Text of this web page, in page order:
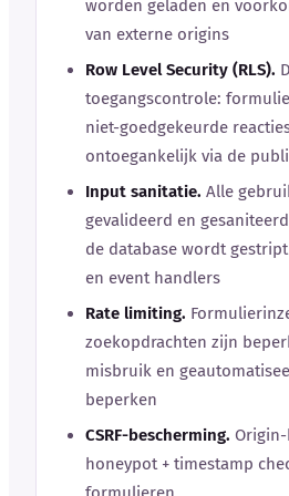
worden geladen en
van externe origins
Row Level Security (RLS).
toegangscontrole:
niet-goedgekeurde
ontoegankelijk via de
Input sanitatie. Alle
gevalideerd en
de database wordt
en event handlers
Rate limiting.
zoekopdrachten zijn
misbruik en
beperken
CSRF-bescherming.
honeypot + timestamp